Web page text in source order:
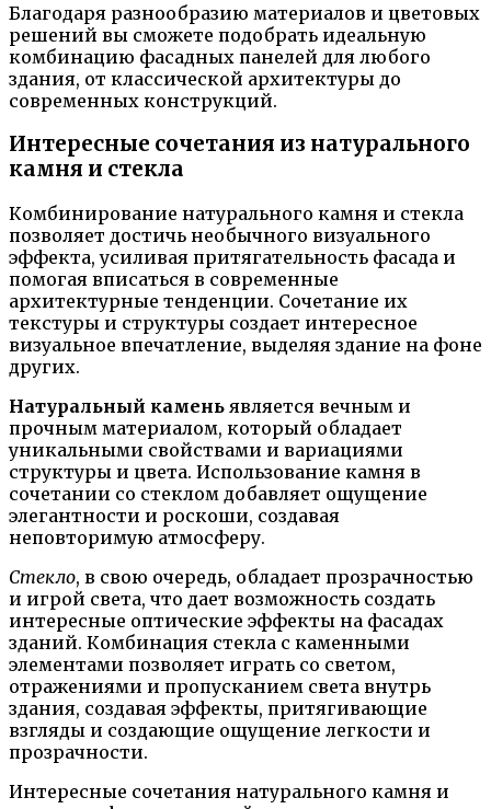
Благодаря разнообразию материалов и цветовых
решений вы сможете подобрать идеальную
комбинацию фасадных панелей для любого
здания, от классической архитектуры до
современных конструкций.
Интересные сочетания из натурального
камня и стекла
Комбинирование натурального камня и стекла
позволяет достичь необычного визуального
эффекта, усиливая притягательность фасада и
помогая вписаться в современные
архитектурные тенденции. Сочетание их
текстуры и структуры создает интересное
визуальное впечатление, выделяя здание на фоне
других.
Натуральный камень является вечным и
прочным материалом, который обладает
уникальными свойствами и вариациями
структуры и цвета. Использование камня в
сочетании со стеклом добавляет ощущение
элегантности и роскоши, создавая
неповторимую атмосферу.
Стекло, в свою очередь, обладает прозрачностью
и игрой света, что дает возможность создать
интересные оптические эффекты на фасадах
зданий. Комбинация стекла с каменными
элементами позволяет играть со светом,
отражениями и пропусканием света внутрь
здания, создавая эффекты, притягивающие
взгляды и создающие ощущение легкости и
прозрачности.
Интересные сочетания натурального камня и